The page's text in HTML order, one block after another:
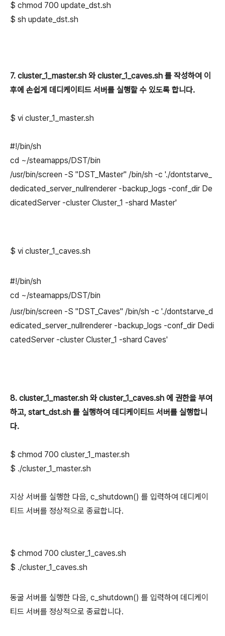
$ chmod 700 update_dst.sh
$ sh update_dst.sh
7. cluster_1_master.sh 와cluster_1_caves.sh 를 작성하여 이
후에 손쉽게 데디케이티드 서버를 실행할 수 있도록 합니다.
$ vi cluster_1_master.sh
#!/bin/sh
cd ~/steamapps/DST/bin
/usr/bin/screen -S "DST_Master" /bin/sh -c './dontstarve_
dedicated_server_nullrenderer -backup_logs -conf_dir De
dicatedServer -cluster Cluster_1 -shard Master'
$ vi cluster_1_ caves.sh
#!/bin/sh
cd ~/steamapps/DST/bin
/usr/bin/screen -S "DST_Caves" /bin/sh -c './dontstarve_d
edicated_server_nullrenderer -backup_logs -conf_dir Dedi
catedServer -cluster Cluster_1 -shard Caves'
8. cluster_1_master.sh 와cluster_1_caves.sh 에 권한을 부여
하고, start_dst.sh 를 실행하여 데디케이티드 서버를 실행합니
다.
$ chmod 700 cluster_1_ master.sh
$ ./cluster_1_ master.sh
지상 서버를 실행한 다음, c_shutdown() 를 입력하여 데디케이
티드 서버를 정상적으로 종료합니다.
$ chmod 700 cluster_1_ caves.sh
$ ./cluster_1_ caves.sh
동굴 서버를 실행한 다음, c_shutdown() 를 입력하여 데디케이
티드 서버를 정상적으로 종료합니다.